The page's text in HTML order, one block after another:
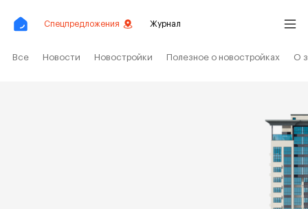
Спецпредложения Журнал
Все Новости Новостройки Полезное о новостройках О